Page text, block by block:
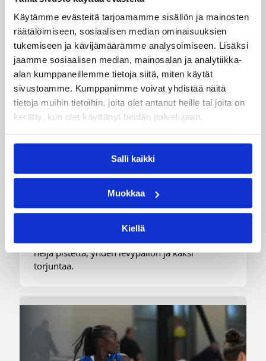
Käytämme evästeitä tarjoamamme sisällön ja mainosten
räätälöimiseen, sosiaalisen median ominaisuuksien
tukemiseen ja kävijämäärämme analysoimiseen. Lisäksi
jaamme sosiaalisen median, mainosalan ja analytiikka-
alan kumppaneillemme tietoja siitä, miten käytät
sivustoamme. Kumppanimme voivat yhdistää näitä
tietoja muihin tietoihin, joita olet antanut heille tai joita on
kerätty, kun olet käyttänyt heidän palvelujaan.
Salli kaikki
Muokkaa
Kiellä
Suomalaiset ulkomailla 08.08.2026 08:54
Wingsille tappio Valkyriesia
vastaan – Kuier neljä pistettä
ja kaksi torjuntaa
WNBA:ssa Dallas Wings kärsi tappion, kun
Golden State Valkyries oli parempi
loppulukemin 94-76 (44-36). Awak Kuier tilastoi
neljä pistettä, yhden levypallon ja kaksi
torjuntaa.